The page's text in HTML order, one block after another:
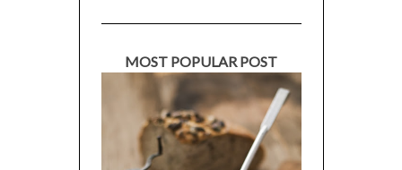
MOST POPULAR POST